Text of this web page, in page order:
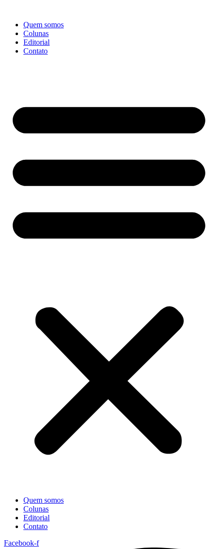
conteúdo
Quem somos
Colunas
Editorial
Contato
Quem somos
Colunas
Editorial
Contato
Facebook-f